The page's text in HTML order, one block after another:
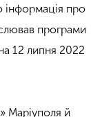
інформація про
програми
12 липня 2022
Маріуполя й